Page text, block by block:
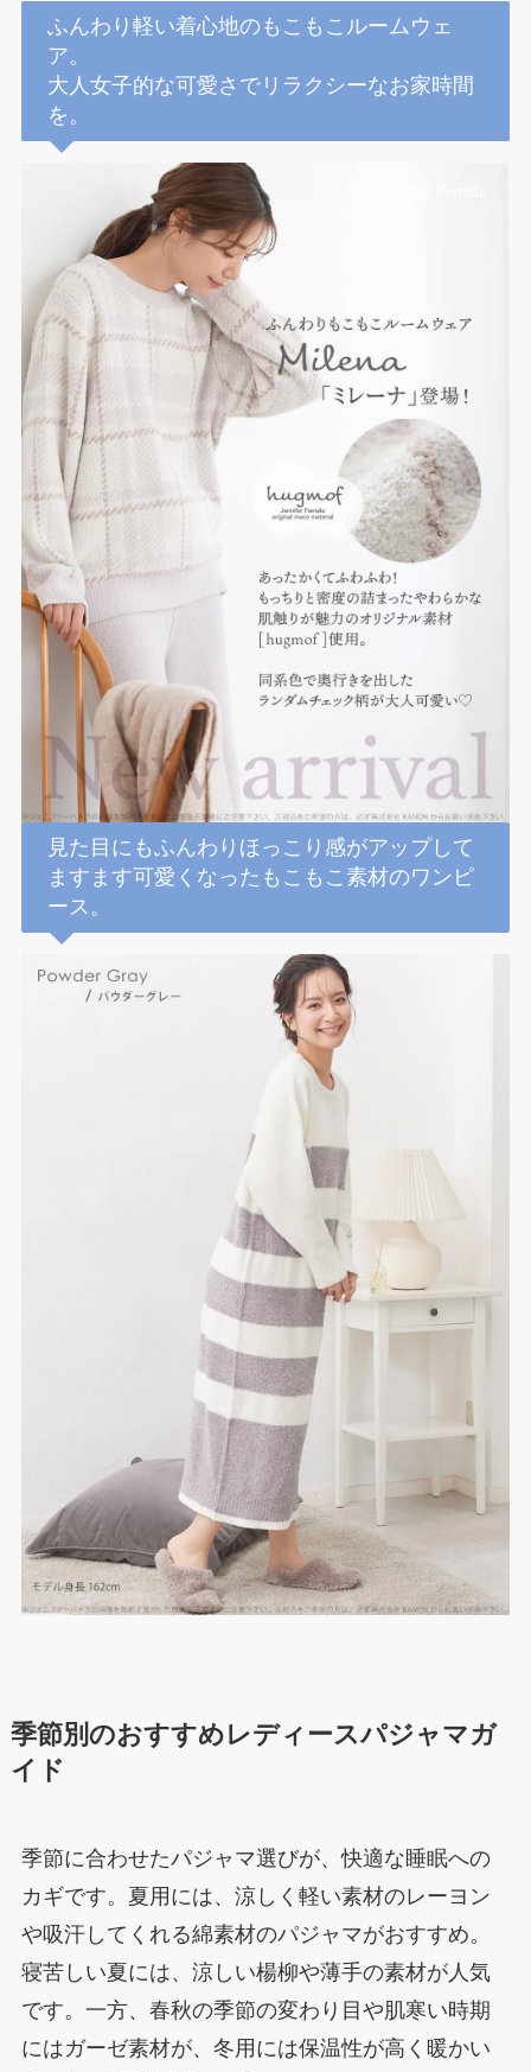
ふんわり軽い着心地のもこもこルームウェ
ア。
大人女子的な可愛さでリラクシーなお家時間
を。
見た目にもふんわりほっこり感がアップして
ますます可愛くなったもこもこ素材のワンピ
ース。
季節別のおすすめレディースパジャマガ
イド
季節に合わせたパジャマ選びが、快適な睡眠への
カギです。夏用には、涼しく軽い素材のレーヨン
や吸汗してくれる綿素材のパジャマがおすすめ。
寝苦しい夏には、涼しい楊柳や薄手の素材が人気
です。一方、春秋の季節の変わり目や肌寒い時期
にはガーゼ素材が、冬用には保温性が高く暖かい